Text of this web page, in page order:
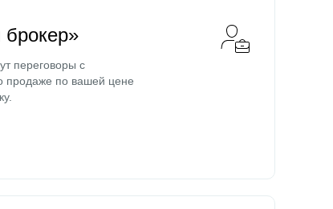
переговоры с
продаже по вашей цене